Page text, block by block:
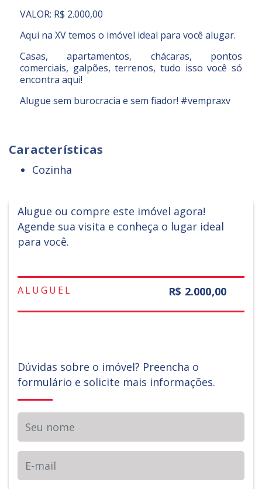
VALOR: R$ 2.000,00
Aqui na XV temos o imóvel ideal para você alugar.
Casas, apartamentos, chácaras, pontos
comerciais, galpões, terrenos, tudo isso você só
encontra aqui!
Alugue sem burocracia e sem fiador! #vempraxv
Características
Cozinha
Alugue ou compre este imóvel agora!
Agende sua visita e conheça o lugar ideal
para você.
ALUGUEL R$ 2.000,00
Dúvidas sobre o imóvel? Preencha o
formulário e solicite mais informações.